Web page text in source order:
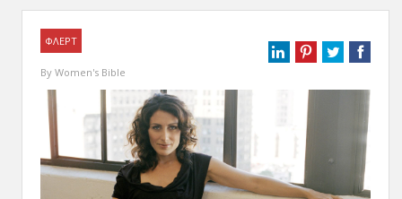
ΦΛΕΡΤ
By Women's Bible